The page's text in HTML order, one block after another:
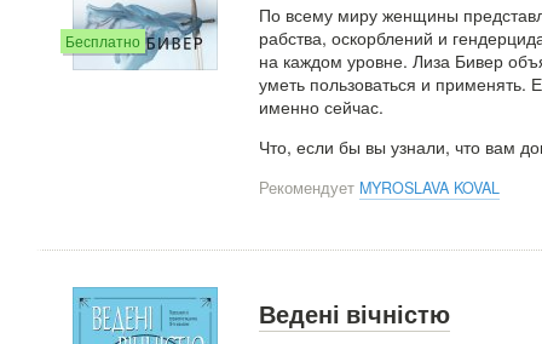
Бесплатно
По всему миру женщины
рабства, оскорблений и
на каждом уровне. Лиза Бивер
уметь пользоваться и
именно сейчас.
Что, если бы вы узнали, что вам
Рекомендует MYROSLAVA KOVAL
Ведені вічністю